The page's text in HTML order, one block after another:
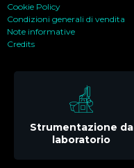
Cookie Policy
Condizioni generali di vendita
Note informative
Credits
Strumentazione da
laboratorio